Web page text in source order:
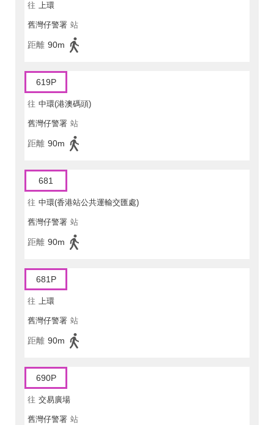
往 上環
舊灣仔警署 站
距離 90m
619P
往 中環(港澳碼頭)
舊灣仔警署 站
距離 90m
681
往 中環(香港站公共運輸交匯處)
舊灣仔警署 站
距離 90m
681P
往 上環
舊灣仔警署 站
距離 90m
690P
往 交易廣場
舊灣仔警署 站